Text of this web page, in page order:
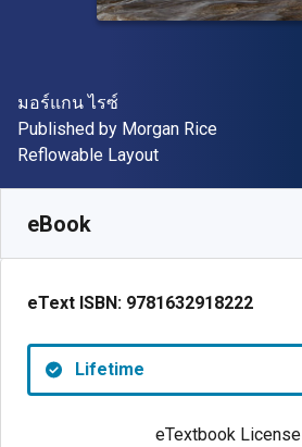
Author(s)
มอร์แกน ไรซ์
Publisher
Published by Morgan Rice
Format
Reflowable Layout
eBook
eText ISBN: 9781632918222
Lifetime
eTextbook License